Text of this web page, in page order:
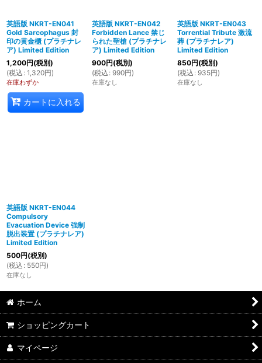
英語版 NKRT-EN041
Gold Sarcophagus 封
印の黄金櫃 (プラチナレ
ア) Limited Edition
1,200円(税別)
(税込 : 1,320円)
在庫わずか
カートに入れる
英語版 NKRT-EN042
Forbidden Lance 禁じ
られた聖槍 (プラチナレ
ア) Limited Edition
900円(税別)
(税込 : 990円)
在庫なし
英語版 NKRT-EN043
Torrential Tribute 激流
葬 (プラチナレア)
Limited Edition
850円(税別)
(税込 : 935円)
在庫なし
英語版 NKRT-EN044
Compulsory
Evacuation Device 強制
脱出装置 (プラチナレア)
Limited Edition
500円(税別)
(税込 : 550円)
在庫なし
ホーム
ショッピングカート
マイページ